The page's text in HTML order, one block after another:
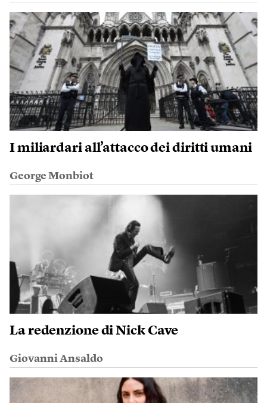
I miliardari all’attacco dei diritti umani
George Monbiot
La redenzione di Nick Cave
Giovanni Ansaldo